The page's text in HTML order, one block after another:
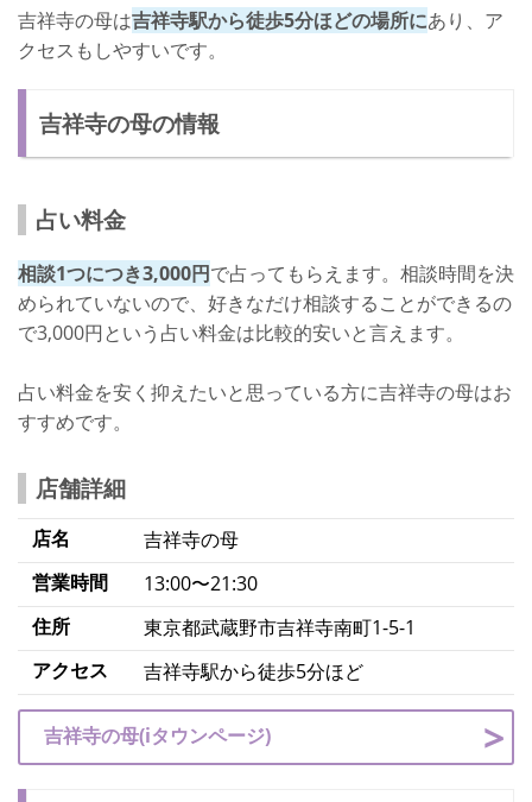
吉祥寺の母は吉祥寺駅から徒歩5分ほどの場所にあり、ア
クセスもしやすいです。
吉祥寺の母の情報
占い料金
相談1つにつき3,000円で占ってもらえます。相談時間を決
められていないので、好きなだけ相談することができるの
で3,000円という占い料金は比較的安いと言えます。
占い料金を安く抑えたいと思っている方に吉祥寺の母はお
すすめです。
店舗詳細
店名
吉祥寺の母
営業時間
13:00〜21:30
住所
東京都武蔵野市吉祥寺南町1-5-1
アクセス
吉祥寺駅から徒歩5分ほど
吉祥寺の母(iタウンページ)